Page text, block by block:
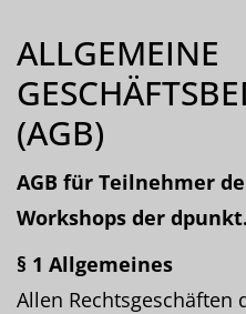
ALLGEMEINE
(AGB)
AGB für Teilnehmer
Workshops der
§ 1 Allgemeines
Allen Rechtsgeschäften